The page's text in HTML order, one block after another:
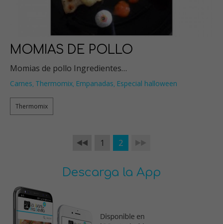
MOMIAS DE POLLO
Momias de pollo Ingredientes…
Carnes, Thermomix, Empanadas, Especial halloween
Thermomix
1 2
Descarga la App